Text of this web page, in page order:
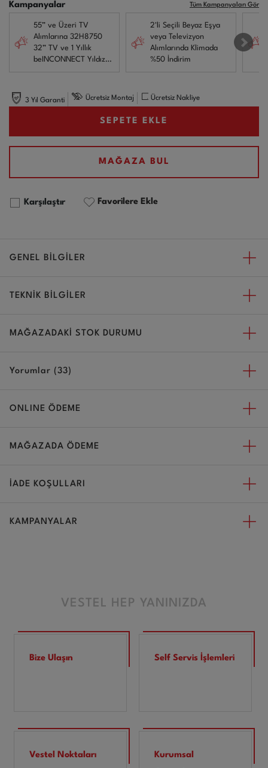
Kampanyalar Tüm Kampanyaları Gör
55” ve Üzeri TV
Alımlarına 32H8750
32” TV ve 1 Yıllık
beINCONNECT Yıldız
2'li Seçili Beyaz Eşya
veya Televizyon
Alımlarında Klimada
%50 İndirim
3 Yıl Garanti Ücretsiz Montaj Ücretsiz Nakliye
SEPETE EKLE
MAĞAZA BUL
Karşılaştır Favorilere Ekle
GENEL BİLGİLER
TEKNİK BİLGİLER
MAĞAZADAKİ STOK DURUMU
Yorumlar (33)
ONLINE ÖDEME
MAĞAZADA ÖDEME
İADE KOŞULLARI
KAMPANYALAR
VESTEL HEP YANINIZDA
Bize Ulaşın Self Servis İşlemleri
Vestel Noktaları
Kurumsal